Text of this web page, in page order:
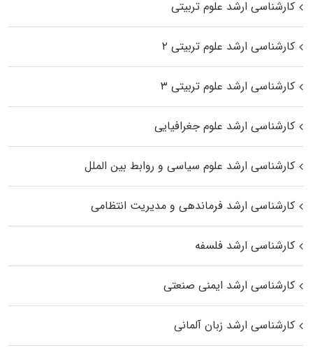
کارشناسی ارشد علوم تربیتی
کارشناسی ارشد علوم تربیتی ۲
کارشناسی ارشد علوم تربیتی ۳
کارشناسی ارشد علوم جغرافیایی
کارشناسی ارشد علوم سیاسی و روابط بین الملل
کارشناسی ارشد فرماندهی و مدیریت انتظامی
کارشناسی ارشد فلسفه
کارشناسی ارشد ایمنی صنعتی
کارشناسی ارشد زبان آلمانی